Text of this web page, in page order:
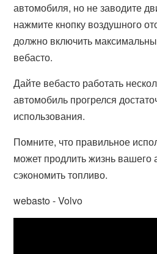
автомобиля, но не заводите
нажмите кнопку воздушного
должно включить
вебасто.
Дайте вебасто работать
автомобиль прогрелся
использования.
Помните, что правильное
может продлить жизнь вашего
сэкономить топливо.
webasto - Volvo